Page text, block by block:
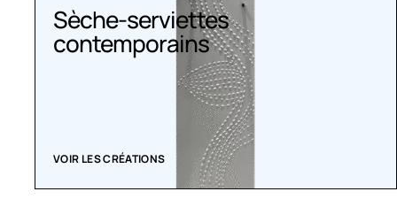
Sèche-serviettes
contemporains
VOIR LES CRÉATIONS